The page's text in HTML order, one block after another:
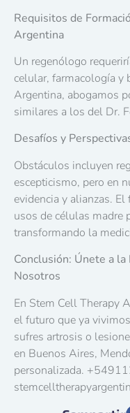
Requisitos de
Argentina
Un regenólogo
celular, farmacología y
Argentina, abogamos
similares a los del Dr.
Desafíos y
Obstáculos incluyen
escepticismo, pero en
evidencia y alianzas.
usos de células madre
transformando la
Conclusión: Únete a
Nosotros
En Stem Cell Therapy
el futuro que ya
sufres artrosis o
en Buenos Aires,
personalizada.